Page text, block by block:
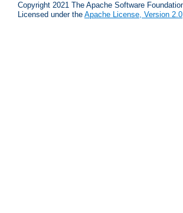
Copyright 2021 The Apache Software
Licensed under the Apache License, Version 2.0